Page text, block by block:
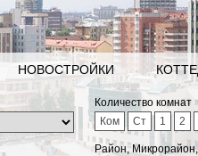
НОВОСТРОЙКИ
Количество комнат
Ком
Ст 1 2
Район,